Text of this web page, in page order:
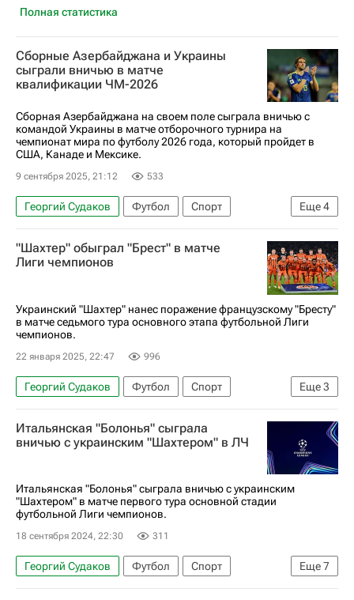
Полная статистика
Сборные Азербайджана и Украины
сыграли вничью в матче
квалификации ЧМ-2026
Сборная Азербайджана на своем поле сыграла вничью с
командой Украины в матче отборочного турнира на
чемпионат мира по футболу 2026 года, который пройдет в
США, Канаде и Мексике.
9 сентября 2025, 21:12 533
Еще4
Георгий Судаков Футбол
Спорт
Эмин Махмудов
Азербайджан
Украина
ЧМ по футболу 2026
"Шахтер" обыграл "Брест" в матче
Лиги чемпионов
Украинский "Шахтер" нанес поражение французскому "Бресту"
в матче седьмого тура основного этапа футбольной Лиги
чемпионов.
22 января 2025, 22:47 996
Еще3
Георгий Судаков Футбол
Спорт
Шахтер
Брест
Лига чемпионов УЕФА 2026-2027
Итальянская "Болонья" сыграла
вничью с украинским "Шахтером" в ЛЧ
Итальянская "Болонья" сыграла вничью с украинским
"Шахтером" в матче первого тура основной стадии
футбольной Лиги чемпионов.
18 сентября 2024, 22:30 311
Еще7
Георгий Судаков Футбол
Спорт
Болонья
Прага Лукаш Скорупский